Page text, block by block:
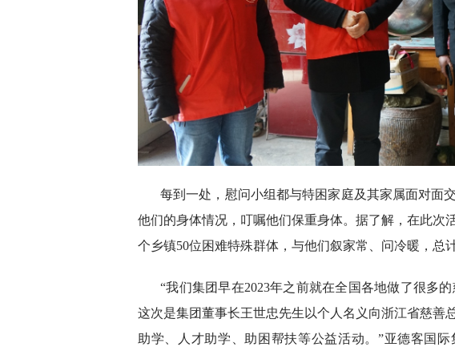
每到一处，慰问小组都与特困家庭及其家属面对面
他们的身体情况，叮嘱他们保重身体。据了解，在此次
个乡镇50位困难特殊群体，与他们叙家常、问冷暖，总
“我们集团早在2023年之前就在全国各地做了很多
这次是集团董事长王世忠先生以个人名义向浙江省慈善
助学、人才助学、助困帮扶等公益活动。”亚德客国